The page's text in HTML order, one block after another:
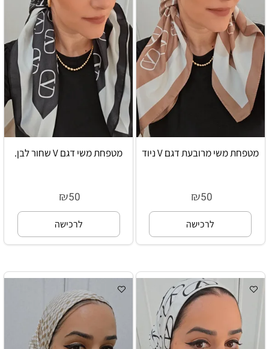
מטפחת משי מרובעת דגם V ניוד
₪50
לרכישה
מטפחת משי דגם V שחור לבן.
₪50
לרכישה